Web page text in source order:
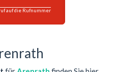
auf die Rufnummer